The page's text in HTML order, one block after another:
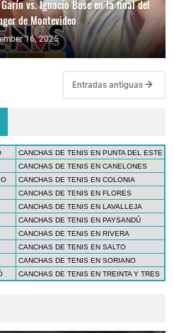
vs. Ignacio Buse en la final del
de Montevideo
16, 2025
Entradas antiguas
CANCHAS DE TENIS EN PUNTA DEL ESTE
CANCHAS DE TENIS EN CANELONES
CANCHAS DE TENIS EN COLONIA
CANCHAS DE TENIS EN FLORES
CANCHAS DE TENIS EN LAVALLEJA
CANCHAS DE TENIS EN PAYSANDÚ
CANCHAS DE TENIS EN RIVERA
CANCHAS DE TENIS EN SALTO
CANCHAS DE TENIS EN SORIANO
CANCHAS DE TENIS EN TREINTA Y TRES